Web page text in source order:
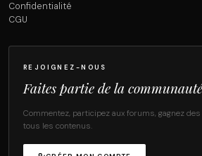
Confidentialité
CGU
REJOIGNEZ-NOUS
Faites partie de la
Commentez, participez aux forums, gagnez des
tous les contenus.